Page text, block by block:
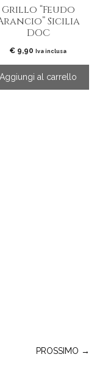
Grillo “Feudo
Sicilia
DOC
€ 9,90 Iva inclusa
Aggiungi al carrello
PROSSIMO →